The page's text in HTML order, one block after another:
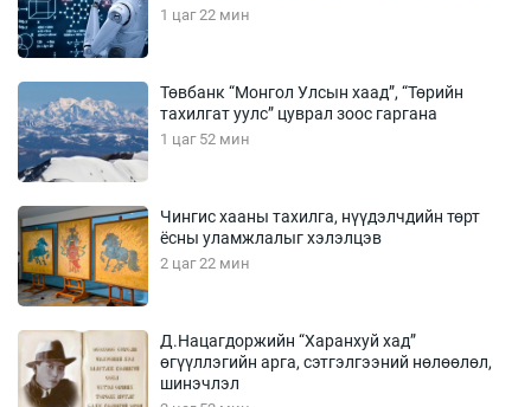
1 цаг 22 мин
Төвбанк “Монгол Улсын хаад”, “Төрийн
тахилгат уулс” цуврал зоос гаргана
1 цаг 52 мин
Чингис хааны тахилга, нүүдэлчдийн төрт
ёсны уламжлалыг хэлэлцэв
2 цаг 22 мин
Д.Нацагдоржийн “Харанхуй хад”
өгүүллэгийн арга, сэтгэлгээний нөлөөлөл,
шинэчлэл